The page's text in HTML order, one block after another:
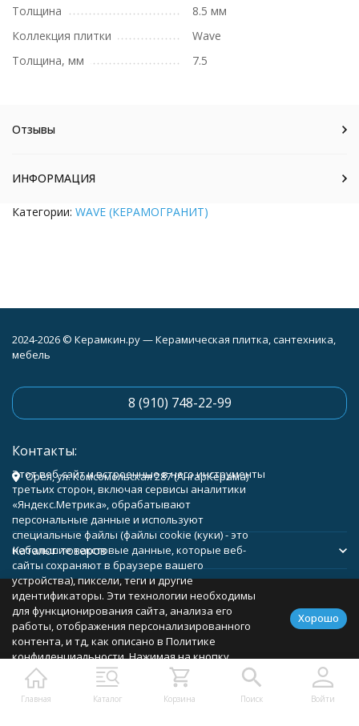
Толщина
8.5 мм
Коллекция плитки
Wave
Толщина, мм
7.5
Отзывы
ИНФОРМАЦИЯ
Категории: WAVE (КЕРАМОГРАНИТ)
Главная Каталог Корзина Поиск Войти
2024-2026 © Керамкин.ру — Керамическая плитка, сантехника,
мебель
8 (910) 748-22-99
Контакты:
Орёл, ул. Комсомольская 287 (АнгарКерама)
Каталог товаров
Помощь
Политика персональных данных Карта сайта
Этот веб-сайт и встроенные в него инструменты
третьих сторон, включая сервисы аналитики
«Яндекс.Метрика», обрабатывают
персональные данные и используют
специальные файлы (файлы cookie (куки) - это
небольшие текстовые данные, которые веб-
сайты сохраняют в браузере вашего
устройства), пиксели, теги и другие
идентификаторы. Эти технологии необходимы
для функционирования сайта, анализа его
работы, отображения персонализированного
контента, и тд, как описано в Политике
конфиденциальности. Нажимая на кнопку
«Соглашаюсь», вы соглашаетесь с
использованием указанных технологий и
подтверждаете свое согласие на обработку
Хорошо